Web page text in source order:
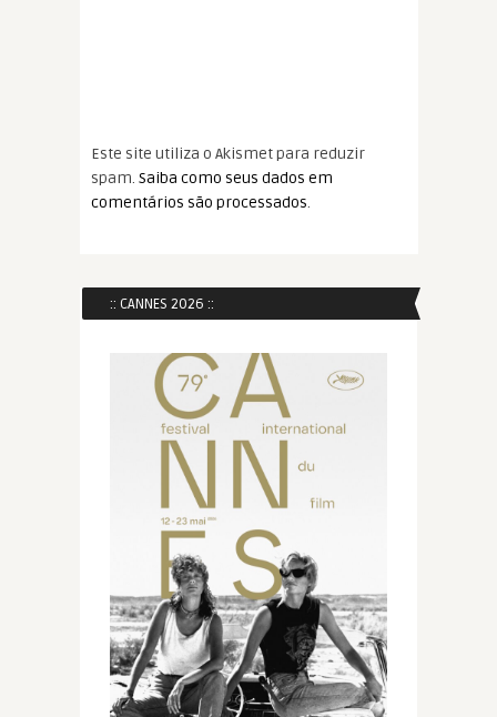
Este site utiliza o Akismet para reduzir
spam. Saiba como seus dados em
comentários são processados.
:: CANNES 2026 ::